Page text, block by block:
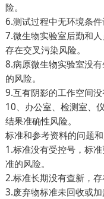
险。
6.测试过程中无环境条件
7.微生物实验室后勤和
存在交叉污染风险。
8.病原微生物实验室没
的风险。
9.互有阴影的工作空间没
10、办公室、检测室、
结果准确性风险。
标准和参考资料的问题
1.标准没有受控号，标
准的风险。
2.标准长期没有查新，存
3.废弃物标准未回收或加